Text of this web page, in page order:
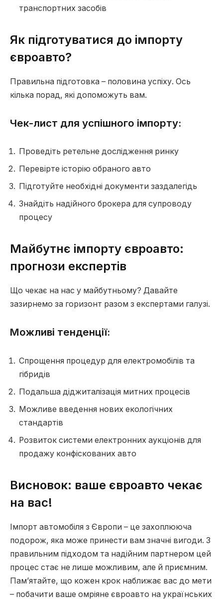
транспортних засобів
Як підготуватися до імпорту
євроавто?
Правильна підготовка – половина успіху. Ось
кілька порад, які допоможуть вам.
Чек-лист для успішного імпорту:
Проведіть ретельне дослідження ринку
Перевірте історію обраного авто
Підготуйте необхідні документи заздалегідь
Знайдіть надійного брокера для супроводу
процесу
Майбутнє імпорту євроавто:
прогнози експертів
Що чекає на нас у майбутньому? Давайте
зазирнемо за горизонт разом з експертами галузі.
Можливі тенденції:
Спрощення процедур для електромобілів та
гібридів
Подальша діджиталізація митних процесів
Можливе введення нових екологічних
стандартів
Розвиток системи електронних аукціонів для
продажу конфіскованих авто
Висновок: ваше євроавто чекає
на вас!
Імпорт автомобіля з Європи – це захоплююча
подорож, яка може принести вам значні вигоди. З
правильним підходом та надійним партнером цей
процес стає не лише можливим, але й приємним.
Пам’ятайте, що кожен крок наближає вас до мети
– побачити ваше омріяне євроавто на українських